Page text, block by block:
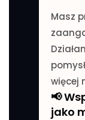
Masz
więcej
📢
jako